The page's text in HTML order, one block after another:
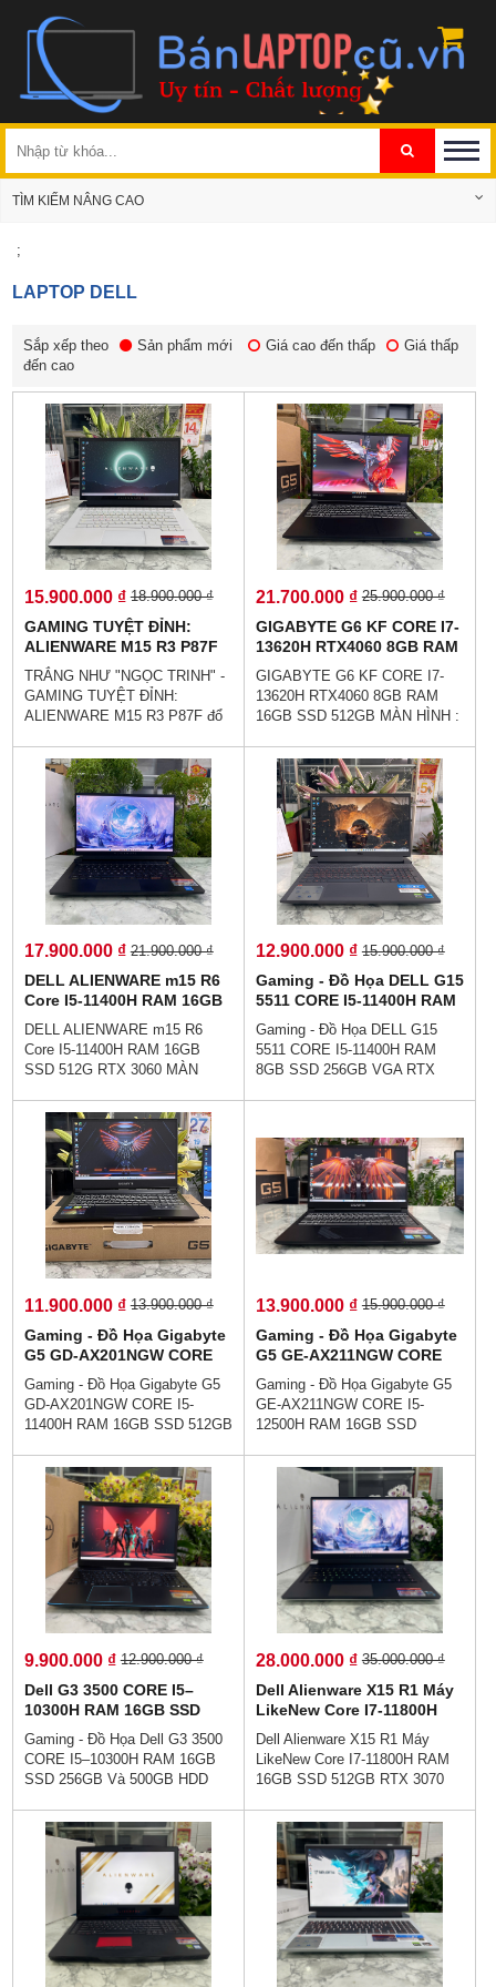
TÌM KIẾM NÂNG CAO
;
LAPTOP DELL
Sắp xếp theo Sản phẩm mới Giá cao đến thấp
Giá thấp
đến cao
15.900.000 ₫ 18.900.000 ₫
GAMING TUYỆT ĐỈNH:
ALIENWARE M15 R3 P87F
CORE I7-10750H RAM
16GG SSD 512Gb RTX
2070(8GB) MÀN HÌNH 15.6''
Inch FHD 144Hz
TRẮNG NHƯ "NGỌC TRINH" -
GAMING TUYỆT ĐỈNH:
ALIENWARE M15 R3 P87F đổ
Trả Góp Không Cần Trả Trước
👉Trả Góp Dễ Dàng Bằng Căn
Cước Công Dân (Không Gọi
Người Thân)💥 Alienware M15
R3 không chỉ sở hữu vẻ ngoài
tao nhã với gam màu trắng &
đen phối hợp hài hòa, độ hoàn
thiện cao mà còn ẩn chứa bên
trong "võ công" không phải dạng
21.700.000 ₫ 25.900.000 ₫
GIGABYTE G6 KF CORE I7-
13620H RTX4060 8GB RAM
16GB SSD 512GB MÀN
HÌNH : 16.Inch FHD+ 165Hz
GIGABYTE G6 KF CORE I7-
13620H RTX4060 8GB RAM
16GB SSD 512GB MÀN HÌNH :
21.700.000 vnđ💵👉Trả Góp
Không Cần Trả Trước👉Đủ 18
Tuổi Trả Góp Bằng Căn Cước
Công Dân (Không Gọi Người
Thân)💥Hiệu năng mạnh mẽ -
chiến game phấn khích - Tự tin
cùng bạn chinh chiến game với
sức mạnh hiệu năng vượt trội.
17.900.000 ₫ 21.900.000 ₫
DELL ALIENWARE m15 R6
Core I5-11400H RAM 16GB
SSD 512G RTX 3060 MÀN
HÌNH 15.6 inch FHD 165Hz
DELL ALIENWARE m15 R6
Core I5-11400H RAM 16GB
SSD 512G RTX 3060 MÀN
GÍA : 17.900.000 vnđ💵💯Trả
Góp Không Cần Trả Trước👉
Trả Góp Dễ Dàng Bằng Căn
Cước Công Dân (Không Gọi
Người Thân)💻ALIENWARE
m15 R6 thiết kế góc cạnh và
độc đáo,hiệu năng bền bỉ và
chất lượng tổng thể cao cho cả
chơi game và làm việc chuyên
12.900.000 ₫ 15.900.000 ₫
Gaming - Đồ Họa DELL G15
5511 CORE I5-11400H RAM
8GB SSD 256GB VGA RTX
3050 4GB MÀN HÌNH : 15.6
Inch Fhd IPS
Gaming - Đồ Họa DELL G15
5511 CORE I5-11400H RAM
8GB SSD 256GB VGA RTX
Cần Trả Trước👉Đủ 18 Tuổi
Trả Góp Bằng Căn Cước Công
Dân (Ko Gọi Người Thân)💥Hiệu
năng mạnh mẽ - chiến game
phấn khích - Tự tin cùng bạn
chinh chiến game với sức mạnh
11.900.000 ₫ 13.900.000 ₫
Gaming - Đồ Họa Gigabyte
G5 GD-AX201NGW CORE
I5-11400H RAM 16GB SSD
512GB RTX 3050
(4GBGDDR6) MÀN HÌNH :
15.6''Inch Fhd IPS 144Hz
Gaming - Đồ Họa Gigabyte G5
GD-AX201NGW CORE I5-
11400H RAM 16GB SSD 512GB
HÌNH : 15.6''Inch Fhd IPS
144Hz👉GÍA : 11.900.000 vnđ
👉Trả Góp Không Cần Trả
Trước👉Đủ 18 Tuổi Trả Góp
Bằng Căn Cước Công Dân
(Không Gọi Người Thân)💥Hiệu
năng mạnh mẽ - Cân bằng tuyệt
vời giữa khả năng chơi game
và làm việc.
13.900.000 ₫ 15.900.000 ₫
Gaming - Đồ Họa Gigabyte
G5 GE-AX211NGW CORE
I5-12500H RAM 16GB SSD
512GB CARD RTX3050 4GB
MÀN HÌNH : 15.6''Inch Fhd
IPS 144Hz
Gaming - Đồ Họa Gigabyte G5
GE-AX211NGW CORE I5-
12500H RAM 16GB SSD
MÀN HÌNH : 15.6''Inch Fhd IPS
144Hz 👉GÍA : 13.900.000 vnđ
💵👉Trả Góp Không Cần Trả
Trước👉Đủ 18 Tuổi Trả Góp
Bằng Căn Cước Công Dân
(Không Gọi Người Thân)💥Hiệu
năng mạnh mẽ - Cân bằng tuyệt
vời giữa khả năng chơi game
và làm việc.
9.900.000 ₫ 12.900.000 ₫
Dell G3 3500 CORE I5–
10300H RAM 16GB SSD
256GB Và 500GB HDD GTX
1650 4GB MÀN HÌNH :
15.6''IPS Fhd 120Hz
Gaming - Đồ Họa Dell G3 3500
CORE I5–10300H RAM 16GB
SSD 256GB Và 500GB HDD
15.6''IPS Fhd 120Hz👉GÍA :
9.900.000 vnđ💵Trả Góp Không
Cần Trả Trước👉Trả Góp Dễ
Dàng Bằng Căn Cước Công
Dân (Không Gọi Người Thân)💥
Dell G3 3500 Ngoại hình siêu
đẹp,Trải nghiệm chơi game vô
cùng tuyệt vời với viền màn
hình mỏng, thời thượng. Tản
28.000.000 ₫ 35.000.000 ₫
Dell Alienware X15 R1 Máy
LikeNew Core I7-11800H
RAM 16GB SSD 512GB RTX
3070 8GB Màn Hình : 15.6
Inch FHD 360Hz
Dell Alienware X15 R1 Máy
LikeNew Core I7-11800H RAM
16GB SSD 512GB RTX 3070
360Hz 👉Giá : 28.000.000
vnđ💯Trả Góp Không Cần Trả
Trước👉Trả Góp Bằng Căn
Cước Công Dân (Không Gọi
Người Thân)💻Dell Alienware
X15 R1 với diện mạo mới mạnh
mẽ và lôi cuốn-Một sự lựa chọn
không thể bỏ qua đối với các
game thủ nhé!